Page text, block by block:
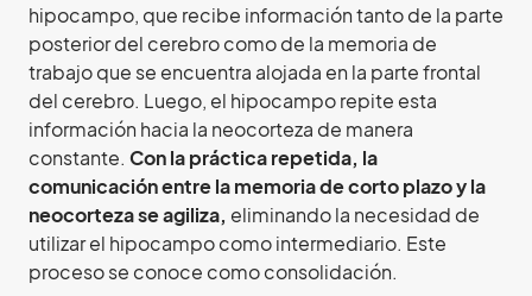
hipocampo, que recibe información tanto de la parte
posterior del cerebro como de la memoria de
trabajo que se encuentra alojada en la parte frontal
del cerebro. Luego, el hipocampo repite esta
información hacia la neocorteza de manera
constante. Con la práctica repetida, la
comunicación entre la memoria de corto plazo y la
neocorteza se agiliza, eliminando la necesidad de
utilizar el hipocampo como intermediario. Este
proceso se conoce como consolidación.